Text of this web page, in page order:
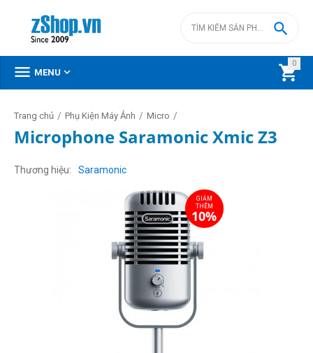
0


 MENU 
Trang chủ / Phụ Kiện Máy Ảnh / Micro /
Microphone Saramonic Xmic Z3
Thương hiệu Saramonic